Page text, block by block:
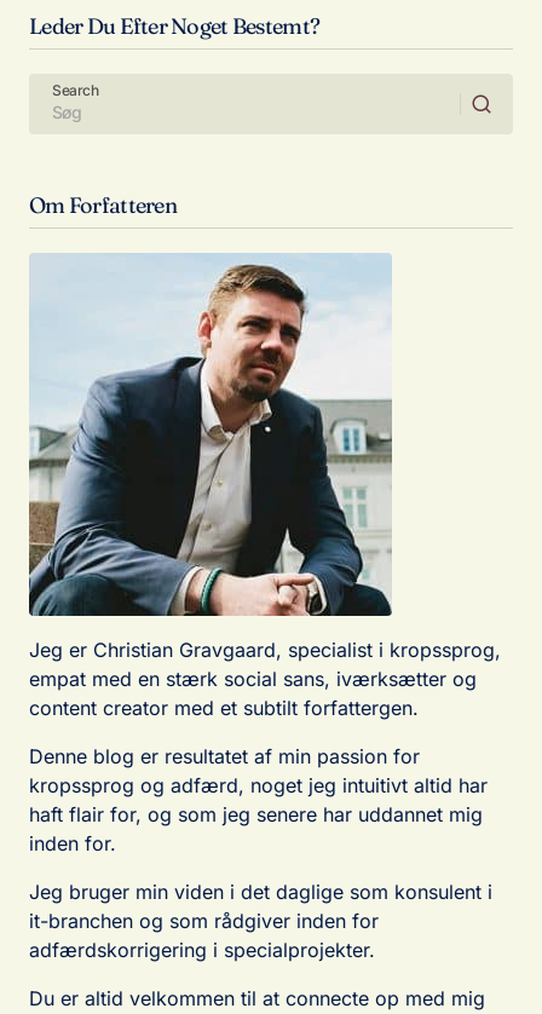
Leder Du Efter Noget Bestemt?
Search
Om Forfatteren
Jeg er Christian Gravgaard, specialist i kropssprog,
empat med en stærk social sans, iværksætter og
content creator med et subtilt forfattergen.
Denne blog er resultatet af min passion for
kropssprog og adfærd, noget jeg intuitivt altid har
haft flair for, og som jeg senere har uddannet mig
inden for.
Jeg bruger min viden i det daglige som konsulent i
it-branchen og som rådgiver inden for
adfærdskorrigering i specialprojekter.
Du er altid velkommen til at connecte op med mig